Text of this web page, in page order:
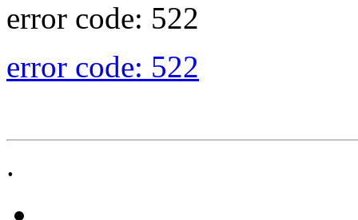
error code: 522
error code: 522
.